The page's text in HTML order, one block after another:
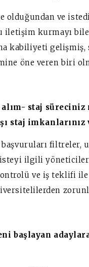
olduğundan ve
iletişim kurmayı
kabiliyeti gelişmiş,
öne veren biri
staj süreciniz
staj imkanlarınız
başvuruları filtreler,
ilgili
ve iş teklifi
başlayan